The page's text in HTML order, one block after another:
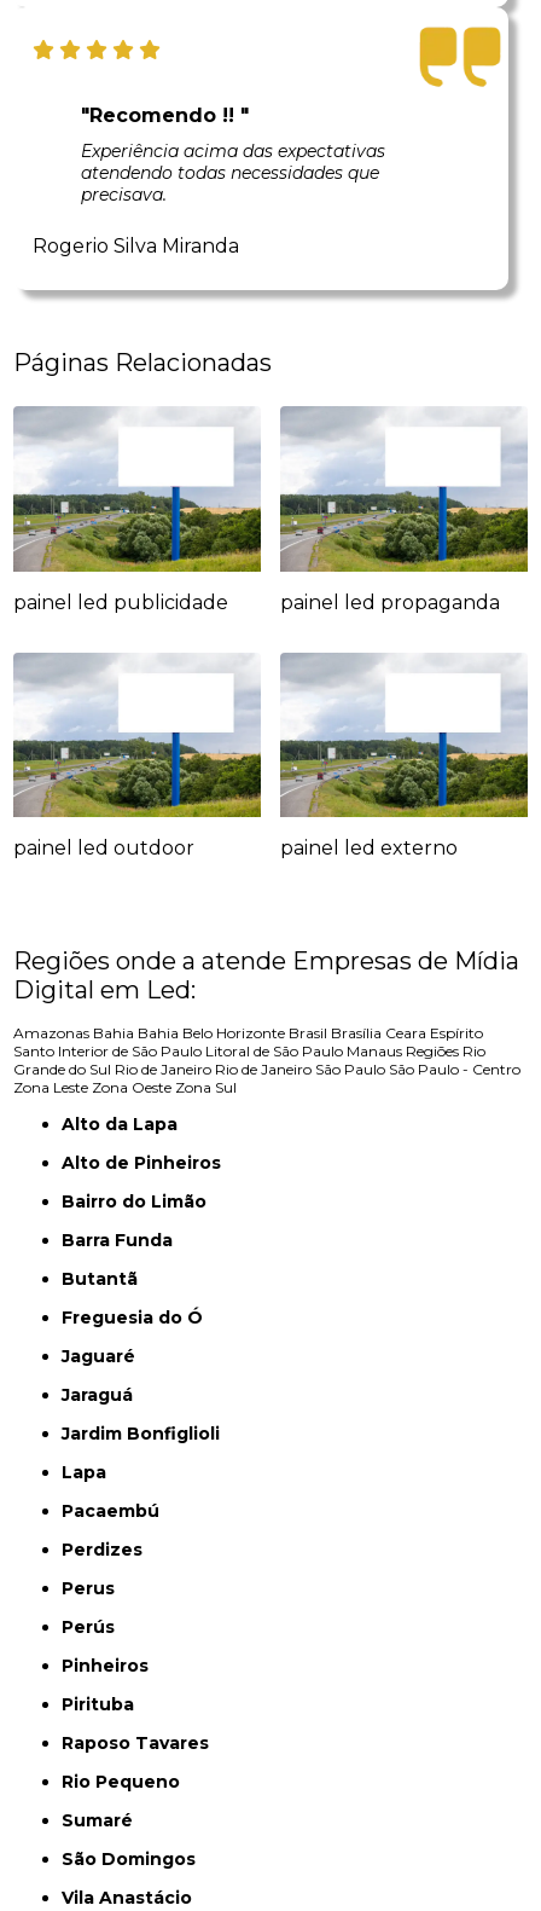
"Recomendo !! "
Experiência acima das expectativas
atendendo todas necessidades que
precisava.
Rogerio Silva Miranda
Páginas Relacionadas
painel led publicidade painel led propaganda
painel led outdoor painel led externo
Regiões onde a atende Empresas de Mídia
Digital em Led:
Amazonas Bahia Bahia Belo Horizonte Brasil Brasília Ceara Espírito
Santo Interior de São Paulo Litoral de São Paulo Manaus Regiões Rio
Grande do Sul Rio de Janeiro Rio de Janeiro São Paulo São Paulo - Centro
Zona Leste Zona Oeste Zona Sul
Alto da Lapa
Alto de Pinheiros
Bairro do Limão
Barra Funda
Butantã
Freguesia do Ó
Jaguaré
Jaraguá
Jardim Bonfiglioli
Lapa
Pacaembú
Perdizes
Perus
Perús
Pinheiros
Pirituba
Raposo Tavares
Rio Pequeno
Sumaré
São Domingos
Vila Anastácio